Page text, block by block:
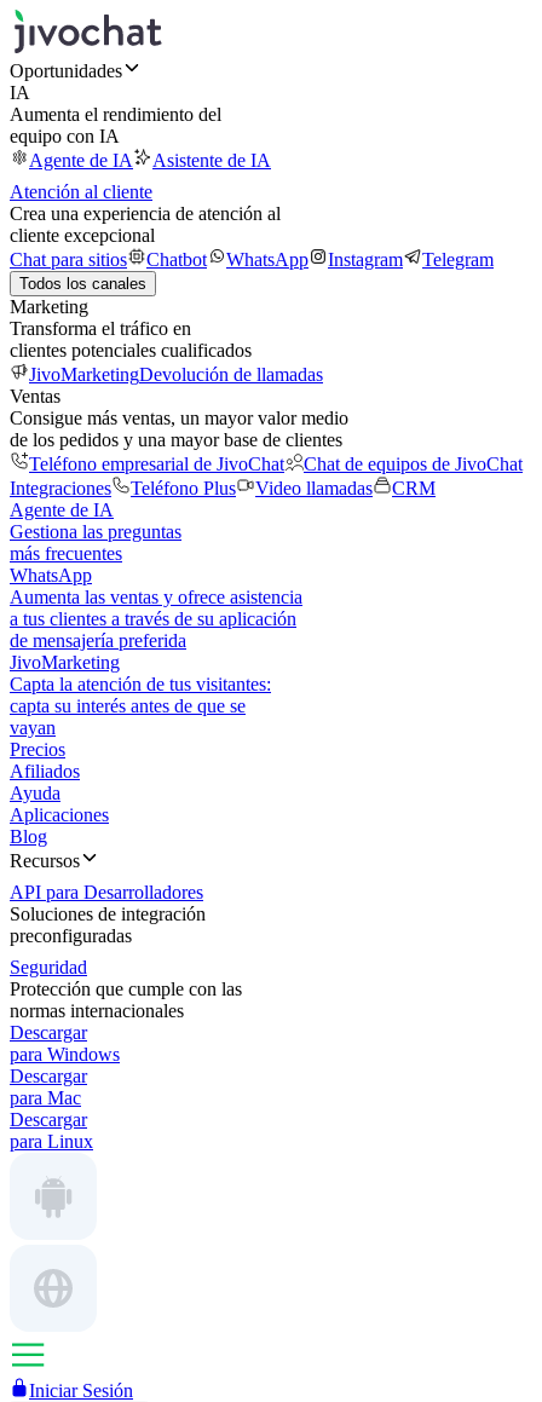
Oportunidades
IA
Aumenta el rendimiento del
equipo con IA
Agente de IA
Asistente de IA
Atención al cliente
Crea una experiencia de atención al
cliente excepcional
Chat para sitios
Chatbot WhatsApp Instagram Telegram
Todos los canales
Marketing
Transforma el tráfico en
clientes potenciales cualificados
JivoMarketingDevolución de llamadas
Ventas
Consigue más ventas, un mayor valor medio
de los pedidos y una mayor base de clientes
Teléfono empresarial de JivoChat
Chat de equipos de JivoChat
Integraciones
Teléfono Plus Video llamadas
CRM
Agente de IA
Gestiona las preguntas
más frecuentes
WhatsApp
Aumenta las ventas y ofrece asistencia
a tus clientes a través de su aplicación
de mensajería preferida
JivoMarketing
Capta la atención de tus visitantes:
capta su interés antes de que se
vayan
Precios
Afiliados
Ayuda
Aplicaciones
Blog
Recursos
API para Desarrolladores
Soluciones de integración
preconfiguradas
Seguridad
Protección que cumple con las
normas internacionales
Descargar
para Windows
Descargar
para Mac
Descargar
para Linux
Iniciar Sesión